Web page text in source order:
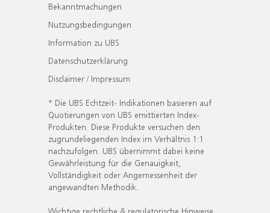
Bekanntmachungen
Nutzungsbedingungen
Information zu UBS
Datenschutzerklärung
Disclaimer / Impressum
* Die UBS Echtzeit- Indikationen basieren auf
Quotierungen von UBS emittierten Index-
Produkten. Diese Produkte versuchen den
zugrundeliegenden Index im Verhältnis 1:1
nachzufolgen. UBS übernimmt dabei keine
Gewährleistung für die Genauigkeit,
Vollständigkeit oder Angemessenheit der
angewandten Methodik.